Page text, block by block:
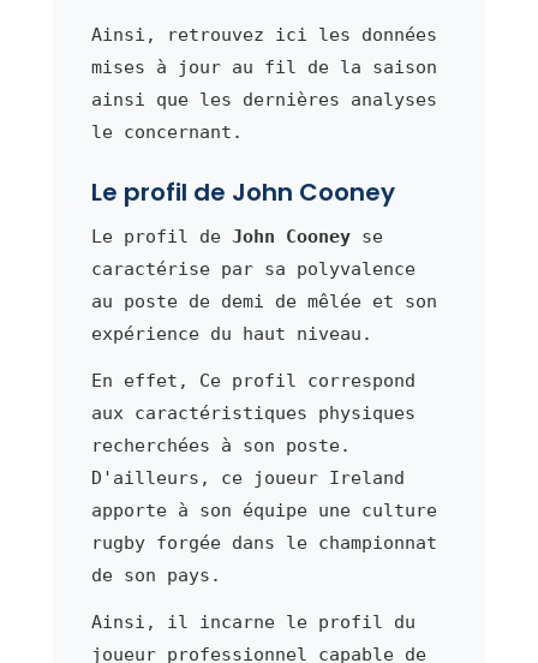
Ainsi, retrouvez ici les données
mises à jour au fil de la saison
ainsi que les dernières analyses
le concernant.
Le profil de John Cooney
Le profil de John Cooneyse
caractérise par sa polyvalence
au poste de demi de mêlée et son
expérience du haut niveau.
En effet, Ce profil correspond
aux caractéristiques physiques
recherchées à son poste.
D'ailleurs, ce joueur Ireland
apporte à son équipe une culture
rugby forgée dans le championnat
de son pays.
Ainsi, il incarne le profil du
joueur professionnel capable de